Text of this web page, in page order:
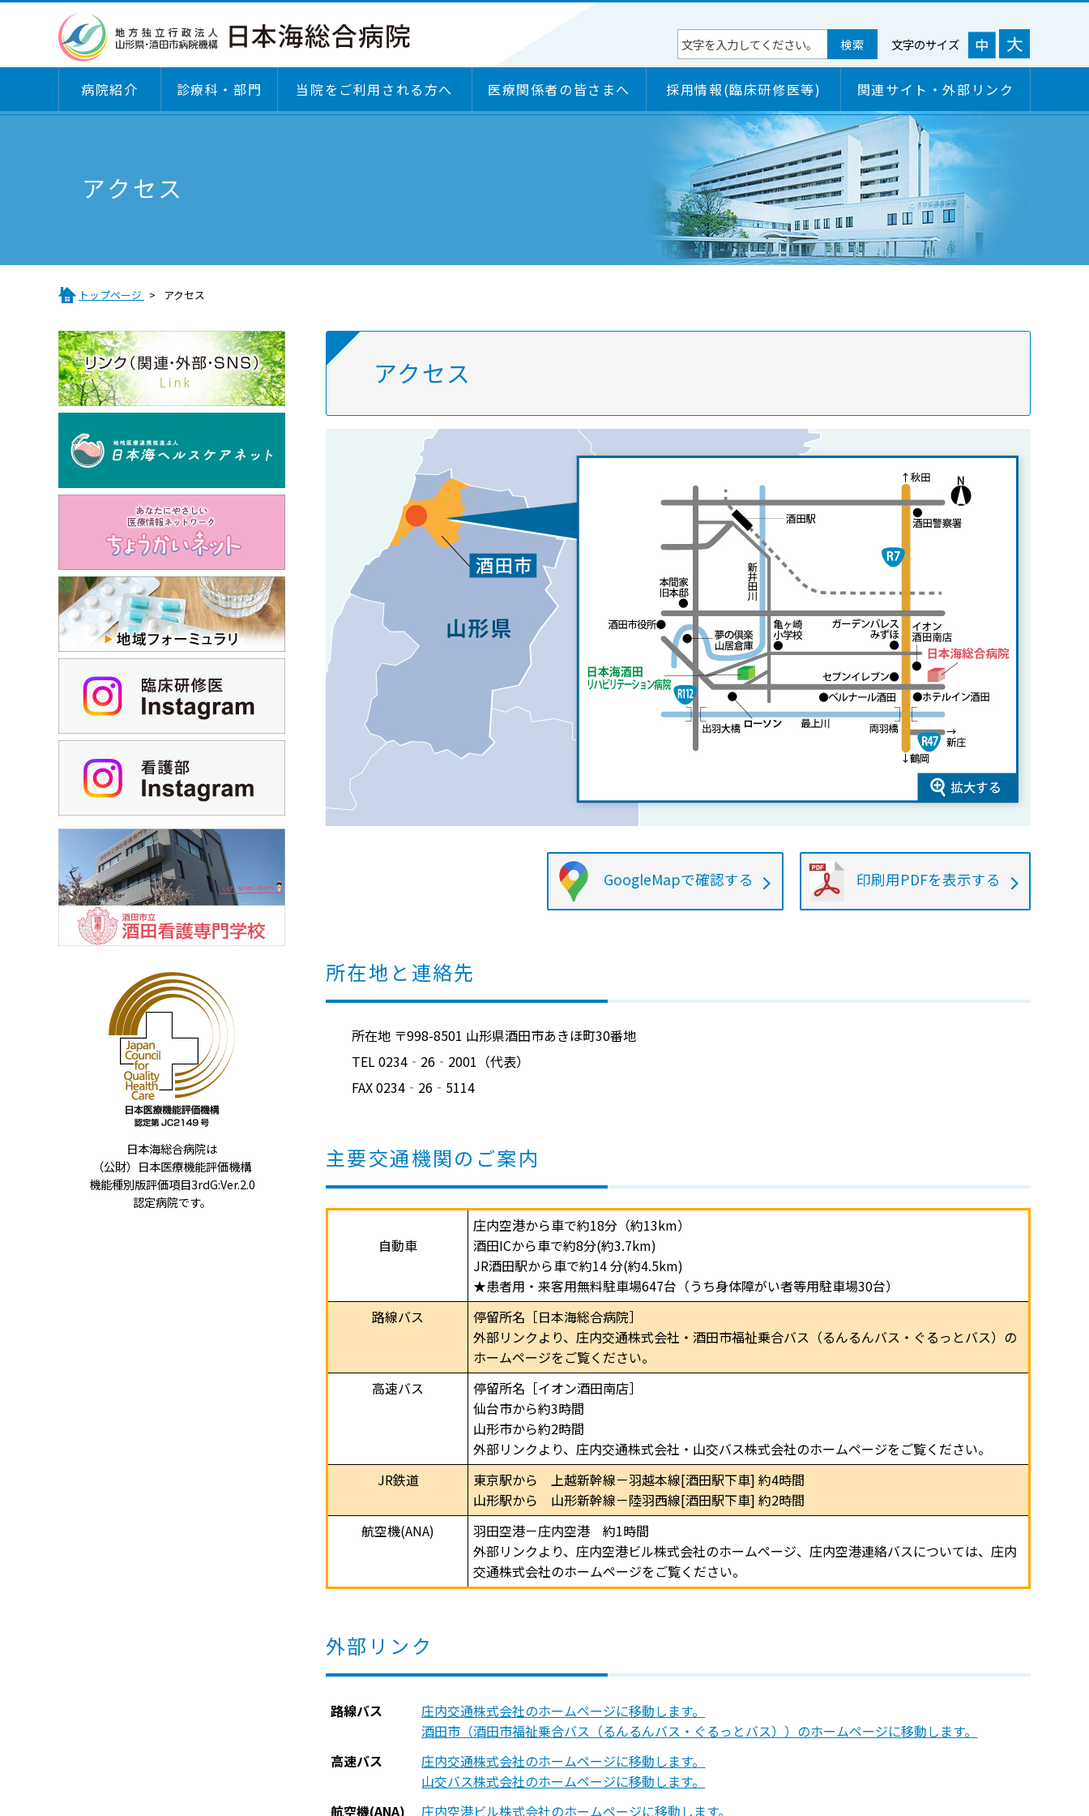
文字のサイズ
病院紹介
病院紹介
概要
「説明と同意」に関するガイドライン
厚生労働大臣が定める掲示事項
診療科・部門
診療科・部門
当院をご利用される方へ
当院をご利用される方へ
ご来院される皆様へ
外来のご案内
入院のご案内・入退院支援センター
面会について
診療科
医療費後払いサービスについて
地域連携クリティカルパスのご案内
個人情報保護について
オンライン診療のご案内
医師による説明対応時間についてのお願い
「説明と同意」に関するガイドライン
暴言・暴力・迷惑行為への対応について
医療関係者の皆さまへ
医療関係者の皆さまへ
各学会研修施設認定状況
施設基準届出一覧
病院の機能・特色
病院情報の公開
臨床評価指標（クリニカルインディケーター）
採用情報(臨床研修医等) 関連サイト・外部リンク
アクセス
トップページ アクセス
アクセス
GoogleMapで確認する 印刷用PDFを表示する
所在地と連絡先
所在地 〒998-8501 山形県酒田市あきほ町30番地
TEL 0234‐26‐2001（代表）
FAX 0234‐26‐5114
主要交通機関のご案内
自動車
庄内空港から車で約18分（約13km）
酒田ICから車で約8分(約3.7km)
JR酒田駅から車で約14 分(約4.5km)
★患者用・来客用無料駐車場647台（うち身体障がい者等用駐車場30台）
路線バス
停留所名［日本海総合病院］
外部リンクより、庄内交通株式会社・酒田市福祉乗合バス（るんるんバス・ぐるっとバス）の
ホームページをご覧ください。
高速バス
停留所名［イオン酒田南店］
仙台市から約3時間
山形市から約2時間
外部リンクより、庄内交通株式会社・山交バス株式会社のホームページをご覧ください。
JR鉄道
東京駅から 上越新幹線－羽越本線[酒田駅下車] 約4時間
山形駅から 山形新幹線－陸羽西線[酒田駅下車] 約2時間
航空機(ANA)
羽田空港－庄内空港 約1時間
外部リンクより、庄内空港ビル株式会社のホームページ、庄内空港連絡バスについては、庄内
交通株式会社のホームページをご覧ください。
外部リンク
路線バス
庄内交通株式会社のホームページに移動します。
酒田市（酒田市福祉乗合バス（るんるんバス・ぐるっとバス））のホームページに移動します。
高速バス
庄内交通株式会社のホームページに移動します。
山交バス株式会社のホームページに移動します。
航空機(ANA)
庄内空港ビル株式会社のホームページに移動します。
日本海総合病院は
（公財）日本医療機能評価機構
機能種別版評価項目3rdG:Ver.2.0
認定病院です。